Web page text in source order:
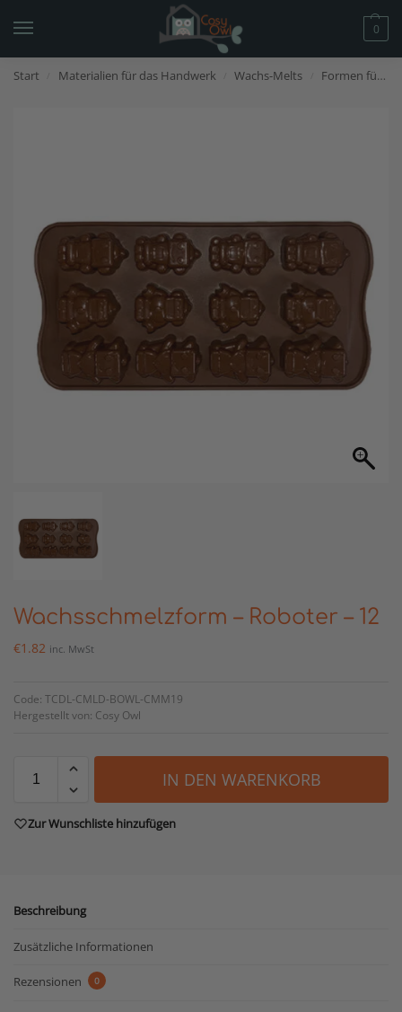
0
Start Materialien für das Handwerk Wachs-Melts Formen für Wachs-Melts
Wachsschmelzform – Roboter – 12
€1.82 inc. MwSt
Code: TCDL-CMLD-BOWL-CMM19
Hergestellt von: Cosy Owl
IN DEN WARENKORB
Zur Wunschliste hinzufügen
Beschreibung
Zusätzliche Informationen
Rezensionen 0